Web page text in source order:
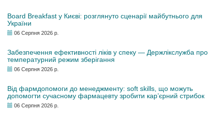
Board Breakfast у Києві: розглянуто сценарії майбутнього для
України
06 Серпня 2026 р.
Забезпечення ефективності ліків у спеку — Держлікслужба про
температурний режим зберігання
06 Серпня 2026 р.
Від фармдопомоги до менеджменту: soft skills, що можуть
допомогти сучасному фармацевту зробити кар’єрний стрибок
06 Серпня 2026 р.